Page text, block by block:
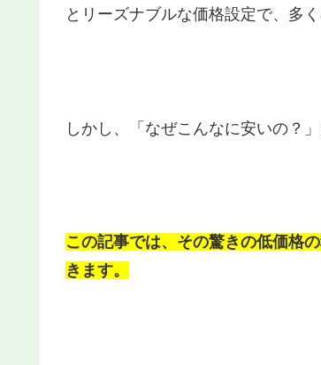
とリーズナブルな価格設定で、多
しかし、「なぜこんなに安いの？
この記事では、その驚きの低価格
きます。